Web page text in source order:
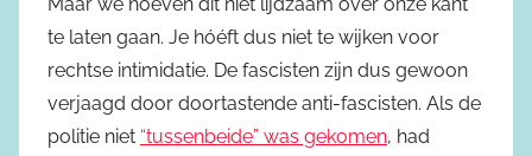
te laten gaan. Je hóéft dus niet te wijken voor
rechtse intimidatie. De fascisten zijn dus gewoon
verjaagd door doortastende anti-fascisten. Als de
politie niet “tussenbeide” was gekomen, had